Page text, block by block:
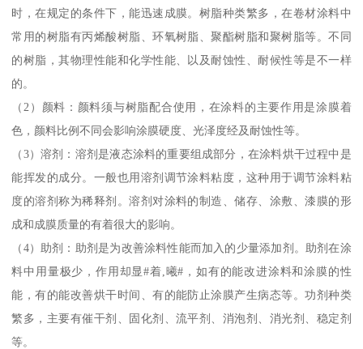
时，在规定的条件下，能迅速成膜。树脂种类繁多，在卷材涂料中
常用的树脂有丙烯酸树脂、环氧树脂、聚酯树脂和聚树脂等。不同
的树脂，其物理性能和化学性能、以及耐蚀性、耐候性等是不一样
的。
（2）颜料：颜料须与树脂配合使用，在涂料的主要作用是涂膜着
色，颜料比例不同会影响涂膜硬度、光泽度经及耐蚀性等。
（3）溶剂：溶剂是液态涂料的重要组成部分，在涂料烘干过程中是
能挥发的成分。一般也用溶剂调节涂料粘度，这种用于调节涂料粘
度的溶剂称为稀释剂。溶剂对涂料的制造、储存、涂敷、漆膜的形
成和成膜质量的有着很大的影响。
（4）助剂：助剂是为改善涂料性能而加入的少量添加剂。助剂在涂
料中用量极少，作用却显#着,曦#，如有的能改进涂料和涂膜的性
能，有的能改善烘干时间、有的能防止涂膜产生病态等。功剂种类
繁多，主要有催干剂、固化剂、流平剂、消泡剂、消光剂、稳定剂
等。